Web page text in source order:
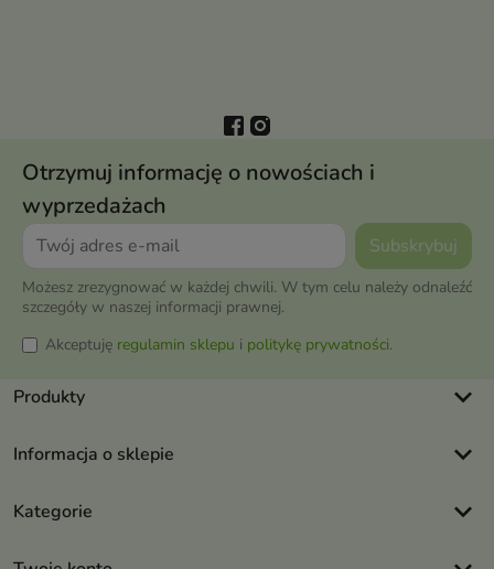
Otrzymuj informację o nowościach i
wyprzedażach
Możesz zrezygnować w każdej chwili. W tym celu należy odnaleźć
szczegóły w naszej informacji prawnej.
Akceptuję regulamin sklepu i politykę prywatności.
Produkty keyboard_arrow_down
Informacja o sklepie keyboard_arrow_down
Kategorie keyboard_arrow_down